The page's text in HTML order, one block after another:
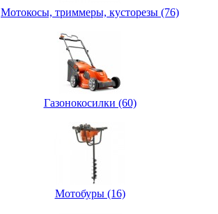
Мотокосы, триммеры, кусторезы (76)
Газонокосилки (60)
Мотобуры (16)